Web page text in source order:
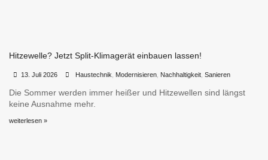
Hitzewelle? Jetzt Split-Klimagerät einbauen lassen!
13. Juli 2026 Haustechnik Modernisieren, Nachhaltigkeit, Sanieren
Die Sommer werden immer heißer und Hitzewellen sind längst
keine Ausnahme mehr.
weiterlesen »